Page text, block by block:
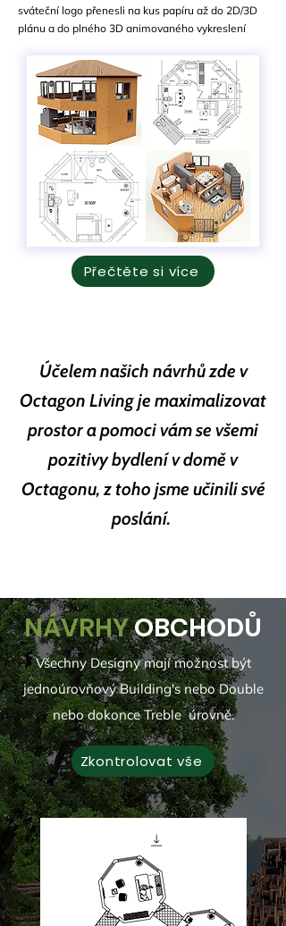
sváteční logo přenesli na kus papíru až do 2D/3D
plánu a do plného 3D animovaného vykreslení
Přečtěte si více
Účelem našich návrhů zde v
Octagon Living je maximalizovat
prostor a pomoci vám se všemi
pozitivy bydlení v domě v
Octagonu, z toho jsme učinili své
poslání.
NÁVRHYOBCHODŮ
Všechny Designy mají možnost být
jednoúrovňový Building's nebo Double
nebo dokonce Treble úrovně.
Zkontrolovat vše